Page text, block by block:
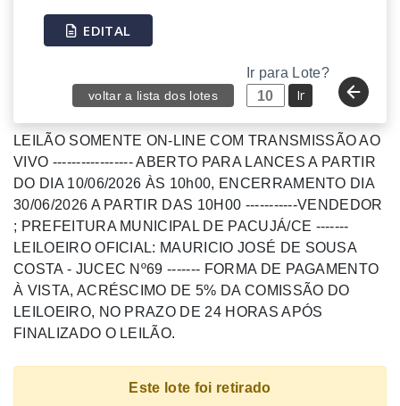
EDITAL
voltar a lista dos lotes
Ir para Lote?
Ir
LEILÃO SOMENTE ON-LINE COM TRANSMISSÃO AO
VIVO ----------------- ABERTO PARA LANCES A PARTIR
DO DIA 10/06/2026 ÀS 10h00, ENCERRAMENTO DIA
30/06/2026 A PARTIR DAS 10H00 -----------VENDEDOR
; PREFEITURA MUNICIPAL DE PACUJÁ/CE -------
LEILOEIRO OFICIAL: MAURICIO JOSÉ DE SOUSA
COSTA - JUCEC Nº69 ------- FORMA DE PAGAMENTO
À VISTA, ACRÉSCIMO DE 5% DA COMISSÃO DO
LEILOEIRO, NO PRAZO DE 24 HORAS APÓS
FINALIZADO O LEILÃO.
Este lote foi retirado